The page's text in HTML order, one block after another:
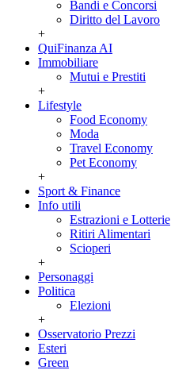
Bandi e Concorsi
Diritto del Lavoro
+
QuiFinanza AI
Immobiliare
Mutui e Prestiti
+
Lifestyle
Food Economy
Moda
Travel Economy
Pet Economy
+
Sport & Finance
Info utili
Estrazioni e Lotterie
Ritiri Alimentari
Scioperi
+
Personaggi
Politica
Elezioni
+
Osservatorio Prezzi
Esteri
Green